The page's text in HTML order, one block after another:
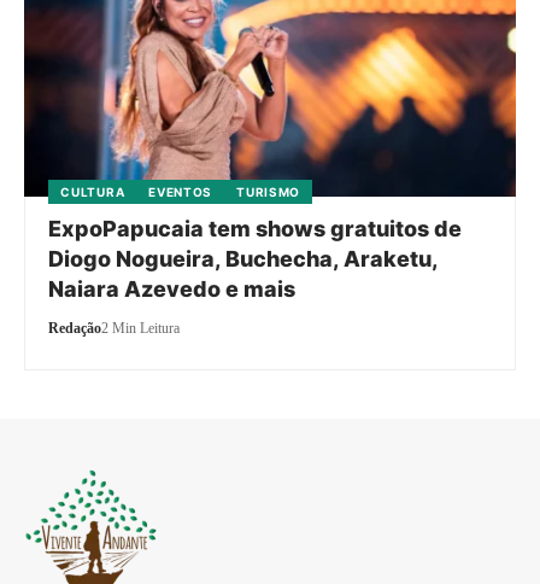
CULTURA EVENTOS TURISMO
ExpoPapucaia tem shows gratuitos de
Diogo Nogueira, Buchecha, Araketu,
Naiara Azevedo e mais
Redação2 Min Leitura